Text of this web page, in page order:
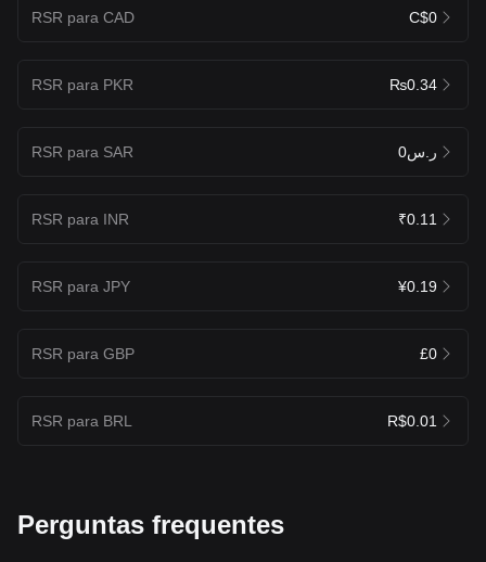
RSR para CAD C$0
RSR para PKR ₨0.34
RSR para SAR ر.س0
RSR para INR ₹0.11
RSR para JPY ¥0.19
RSR para GBP £0
RSR para BRL R$0.01
Perguntas frequentes